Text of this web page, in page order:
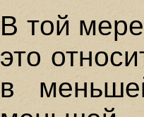
В той
это
в